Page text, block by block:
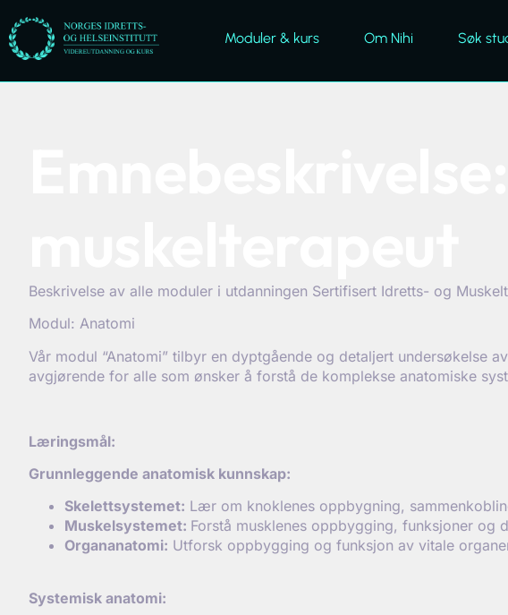
Moduler & kurs Om Nihi Søk
Beskrivelse av alle moduler i utdanningen Sertifisert Idretts- og
Modul: Anatomi
Vår modul “Anatomi” tilbyr en dyptgående og detaljert undersøkelse
avgjørende for alle som ønsker å forstå de komplekse anatomiske
Læringsmål:
Grunnleggende anatomisk kunnskap:
Skelettsystemet: Lær om knoklenes oppbygning,
Muskelsystemet: Forstå musklenes oppbygging, funksjoner og
Organanatomi: Utforsk oppbygging og funksjon av vitale
Systemisk anatomi: